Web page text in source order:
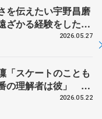
を伝えたい宇野昌磨
ざかる経験をした本
2026.05.27
「スケートのことも
の理解者は彼」 引
ビューで語った競技
2026.05.22